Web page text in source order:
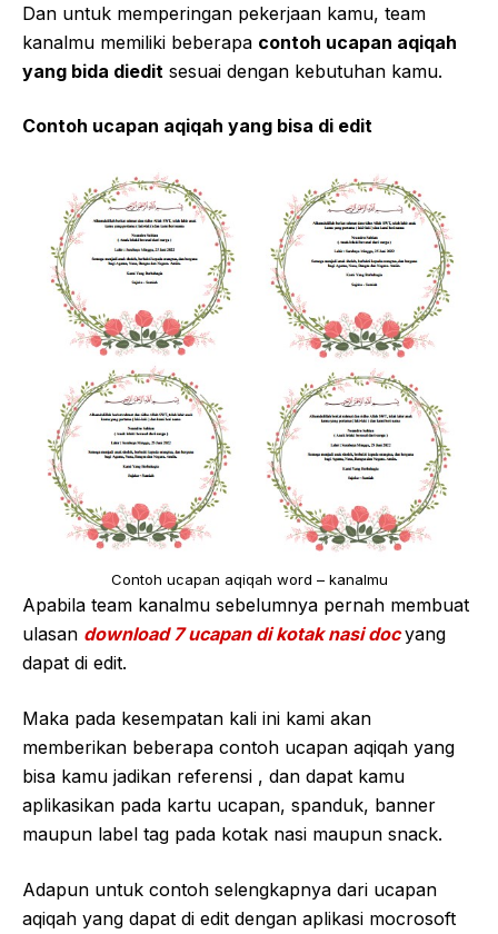
Dan untuk memperingan pekerjaan kamu, team
kanalmu memiliki beberapa contoh ucapan aqiqah
yang bida diedit sesuai dengan kebutuhan kamu.
Contoh ucapan aqiqah yang bisa di edit
Contoh ucapan aqiqah word – kanalmu
Apabila team kanalmu sebelumnya pernah membuat
ulasan download 7 ucapan di kotak nasi docyang
dapat di edit.
Maka pada kesempatan kali ini kami akan
memberikan beberapa contoh ucapan aqiqah yang
bisa kamu jadikan referensi , dan dapat kamu
aplikasikan pada kartu ucapan, spanduk, banner
maupun label tag pada kotak nasi maupun snack.
Adapun untuk contoh selengkapnya dari ucapan
aqiqah yang dapat di edit dengan aplikasi mocrosoft